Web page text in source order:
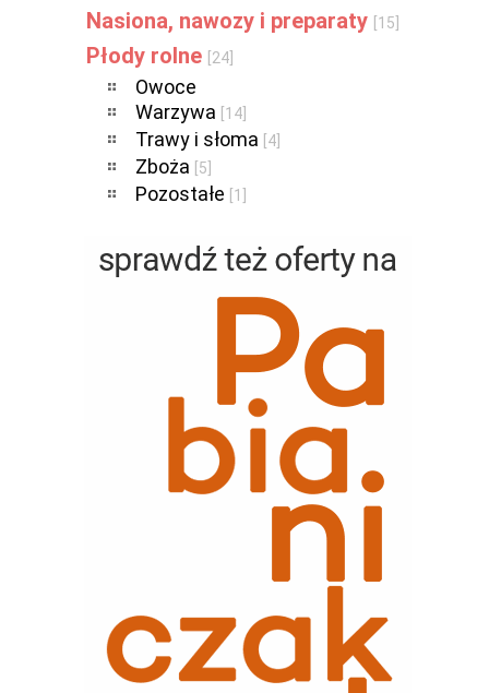
Nasiona, nawozy i preparaty [15]
Płody rolne [24]
Owoce
Warzywa
[14]
Trawy i słoma [4]
Zboża [5]
Pozostałe [1]